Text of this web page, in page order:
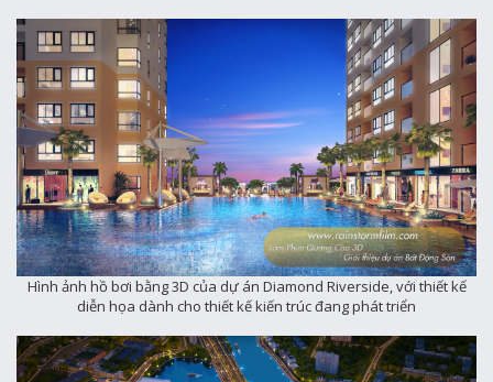
Hình ảnh hồ bơi bằng 3D của dự án Diamond Riverside, với thiết kế
diễn họa dành cho thiết kế kiến trúc đang phát triển